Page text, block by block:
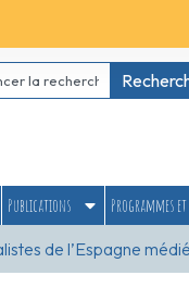
Publications Programmes
de l’Espagne